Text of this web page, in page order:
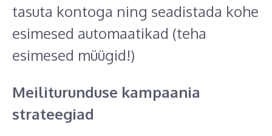
tasuta kontoga ning seadistada kohe
esimesed automaatikad (teha
esimesed müügid!)
Meiliturunduse kampaania
strateegiad